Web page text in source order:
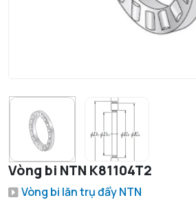
Vòng bi NTN K81104T2
Vòng bi lăn trụ đẩy NTN